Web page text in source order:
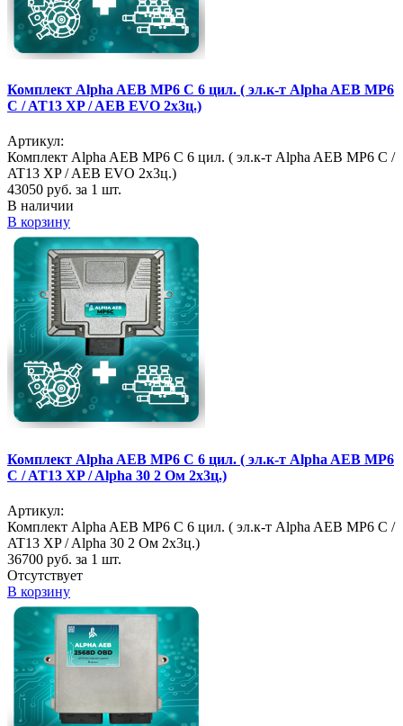
Комплект Alpha AEB MP6 C 6 цил. ( эл.к-т Alpha AEB MP6
C / AT13 XP / AEB EVO 2х3ц.)
Артикул:
Комплект Alpha AEB MP6 C 6 цил. ( эл.к-т Alpha AEB MP6 C /
AT13 XP / AEB EVO 2х3ц.)
43050 руб. за 1 шт.
В наличии
В корзину
Комплект Alpha AEB MP6 C 6 цил. ( эл.к-т Alpha AEB MP6
C / AT13 XP / Alpha 30 2 Ом 2х3ц.)
Артикул:
Комплект Alpha AEB MP6 C 6 цил. ( эл.к-т Alpha AEB MP6 C /
AT13 XP / Alpha 30 2 Ом 2х3ц.)
36700 руб. за 1 шт.
Отсутствует
В корзину